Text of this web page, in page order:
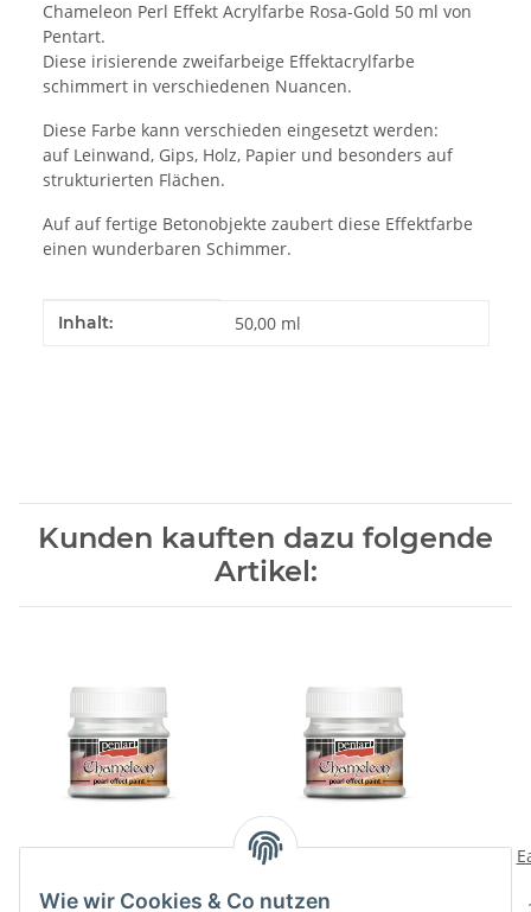
Wie wir Cookies & Co nutzen
Chameleon Perl Effekt Acrylfarbe Rosa-Gold 50 ml von
Pentart.
Diese irisierende zweifarbeige Effektacrylfarbe
schimmert in verschiedenen Nuancen.
Diese Farbe kann verschieden eingesetzt werden:
auf Leinwand, Gips, Holz, Papier und besonders auf
strukturierten Flächen.
Auf auf fertige Betonobjekte zaubert diese Effektfarbe
einen wunderbaren Schimmer.
Produkteigenschaft
Wert
Inhalt: 50,00 ml
Kunden kauften dazu folgende
Artikel:
Chameleon Blau-Pfirsich
4,29 €*
Chameleon Blau-Gold 50
4,29 €